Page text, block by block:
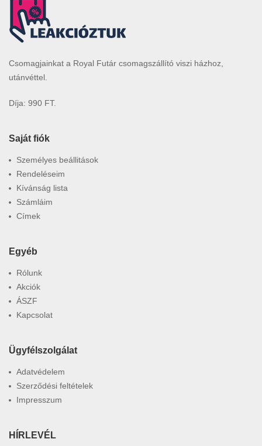
Csomagjainkat a Royal Futár csomagszállító viszi házhoz,
utánvéttel.
Díja: 990 FT.
Saját fiók
Személyes beállitások
Rendeléseim
Kívánság lista
Számláim
Címek
Egyéb
Rólunk
Akciók
ÁSZF
Kapcsolat
Ügyfélszolgálat
Adatvédelem
Szerződési feltételek
Impresszum
HÍRLEVÉL